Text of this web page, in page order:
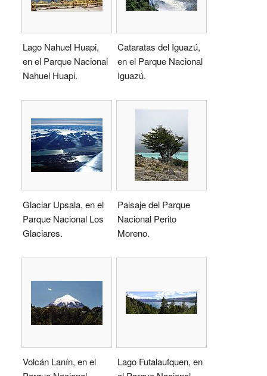
Lago Nahuel Huapi,
en el Parque Nacional
Nahuel Huapi.
Cataratas del Iguazú,
en el Parque Nacional
Iguazú.
Glaciar Upsala, en el
Parque Nacional Los
Glaciares.
Paisaje del Parque
Nacional Perito
Moreno.
Volcán Lanín, en el
Lago Futalaufquen, en